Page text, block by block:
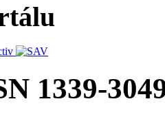
1339-